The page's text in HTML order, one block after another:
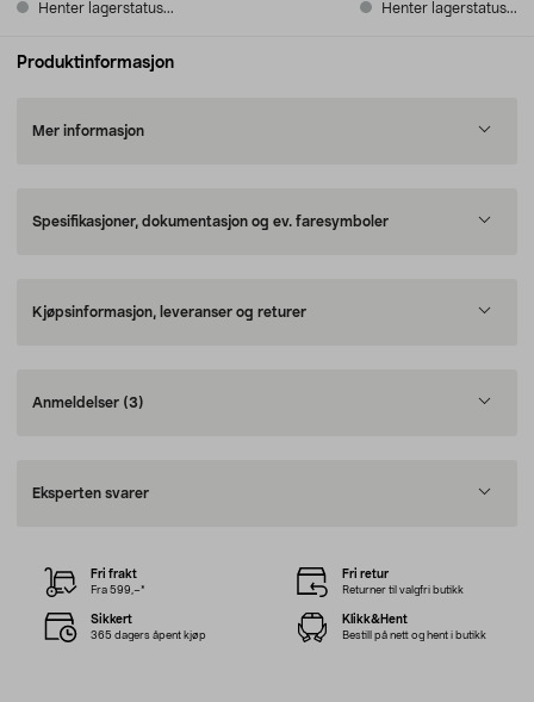
Henter lagerstatus... Henter lagerstatus...
Produktinformasjon
Mer informasjon
Spesifikasjoner, dokumentasjon og ev. faresymboler
Kjøpsinformasjon, leveranser og returer
Anmeldelser (3)
Eksperten svarer
Fri frakt
Fra 599,–*
Fri retur
Returner til valgfri butikk
Sikkert
365 dagers åpent kjøp
Klikk&Hent
Bestill på nett og hent i butikk